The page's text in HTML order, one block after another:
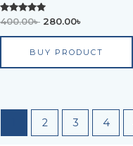
Rated
out of 5
400.00৳ 280.00৳
BUY PRODUCT
2 3 4